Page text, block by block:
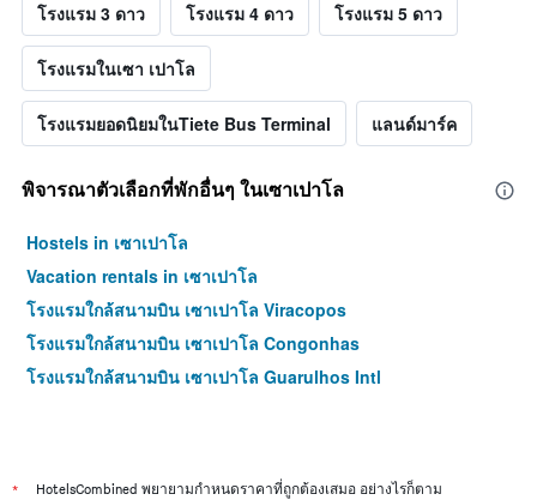
โรงแรม 3 ดาว โรงแรม 4 ดาว โรงแรม 5 ดาว
โรงแรมในเซา เปาโล
โรงแรมยอดนิยมในTiete Bus Terminal แลนด์มาร์ค
พิจารณาตัวเลือกที่พักอื่นๆ ในเซาเปาโล
Hostels in เซาเปาโล
Vacation rentals in เซาเปาโล
โรงแรมใกล้สนามบิน เซาเปาโล Viracopos
โรงแรมใกล้สนามบิน เซาเปาโล Congonhas
โรงแรมใกล้สนามบิน เซาเปาโล Guarulhos Intl
* HotelsCombined พยายามกำหนดราคาที่ถูกต้องเสมอ อย่างไรก็ตาม